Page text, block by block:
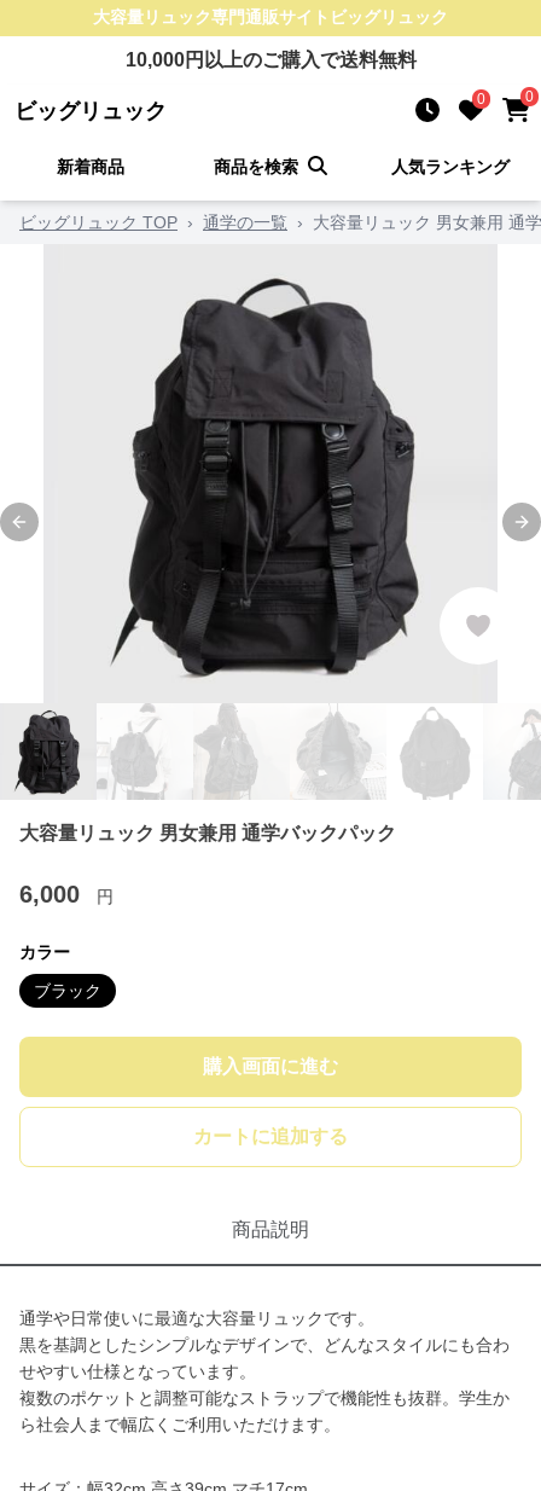
大容量リュック専門通販サイト ビッグリュック
10,000円以上のご購入で送料無料
ビッグリュック 0 0
新着商品 商品を検索 人気ランキング
ビッグリュック TOP › 通学の一覧 › 大容量リュック 男女兼用 通
Previous slide
大容量リュック 男女兼用 通学バックパック
6,000 円
カラー
ブラック
購入画面に進む
カートに追加する
商品説明
通学や日常使いに最適な大容量リュックです。
黒を基調としたシンプルなデザインで、どんなスタイルにも合わ
せやすい仕様となっています。
複数のポケットと調整可能なストラップで機能性も抜群。学生か
ら社会人まで幅広くご利用いただけます。